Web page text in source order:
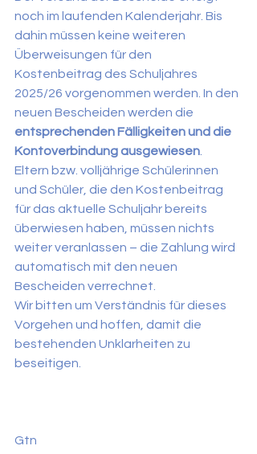
noch im laufenden Kalenderjahr. Bis
dahin müssen keine weiteren
Überweisungen für den
Kostenbeitrag des Schuljahres
2025/26 vorgenommen werden. In den
neuen Bescheiden werden die
entsprechenden Fälligkeiten und die
Kontoverbindung ausgewiesen
Eltern bzw. volljährige Schülerinnen
und Schüler, die den Kostenbeitrag
für das aktuelle Schuljahr bereits
überwiesen haben, müssen nichts
weiter veranlassen – die Zahlung wird
automatisch mit den neuen
Bescheiden verrechnet.
Wir bitten um Verständnis für dieses
Vorgehen und hoffen, damit die
bestehenden Unklarheiten zu
beseitigen.
Gtn